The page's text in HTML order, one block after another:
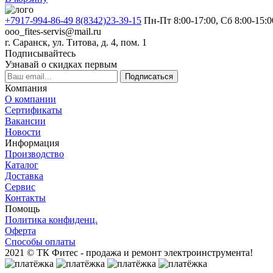
+7917-994-86-49 8(8342)23-39-15 Пн-Пт 8:00-17:00, Сб 8:00-
ooo_fites-servis@mail.ru
г. Саранск, ул. Титова, д. 4, пом. 1
Подписывайтесь
Узнавай о скидках первым
Подписаться
Компания
О компании
Сертификаты
Вакансии
Новости
Информация
Производство
Каталог
Доставка
Сервис
Контакты
Помощь
Политика конфиденц.
Оферта
Способы оплаты
2021 © ТК Фитес - продажа и ремонт электроинструмента!